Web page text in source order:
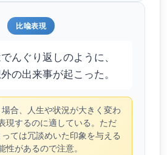
比喩表現
んぐり返しのように、
の出来事が起こった。
合、人生や状況が大きく変わ
現するのに適している。ただ
ては冗談めいた印象を与える
性があるので注意。